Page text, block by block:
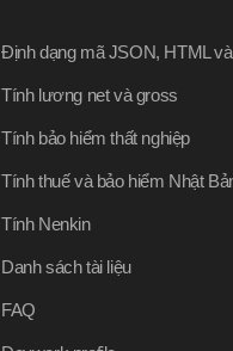
Định dạng mã JSON, HTML
Tính lương net và gross
Tính bảo hiểm thất nghiệp
Tính thuế và bảo hiểm Nhật
Tính Nenkin
Danh sách tài liệu
FAQ